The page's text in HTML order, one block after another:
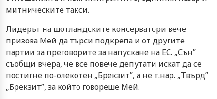
митническите такси.
Лидерът на шотландските консерватори вече
призова Мей да търси подкрепа и от другите
партии за преговорите за напускане на ЕС. „Сън”
съобщи вчера, че все повече депутати искат да се
постигне по-олекотен „Брекзит”, а не т.нар. „Твърд”
„Брекзит”, за който говореше Мей.